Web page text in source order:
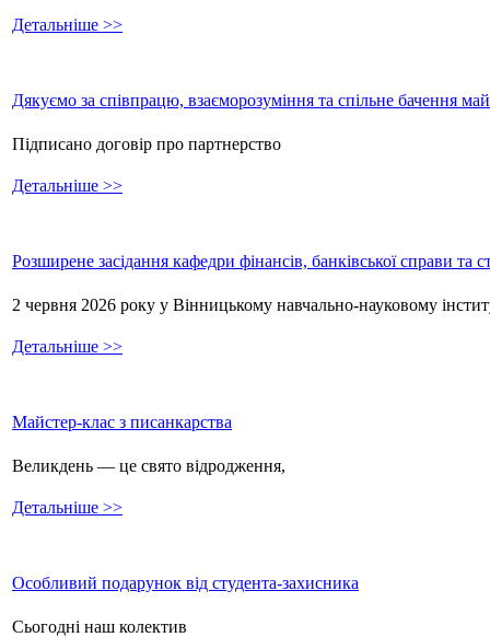
Детальніше >>
Дякуємо за співпрацю, взаєморозуміння та спільне бачення
Підписано договір про партнерство
Детальніше >>
Розширене засідання кафедри фінансів, банківської справи та
2 червня 2026 року у Вінницькому навчально-науковому
Детальніше >>
Майстер-клас з писанкарства
Великдень — це свято відродження,
Детальніше >>
Особливий подарунок від студента-захисника
Сьогодні наш колектив